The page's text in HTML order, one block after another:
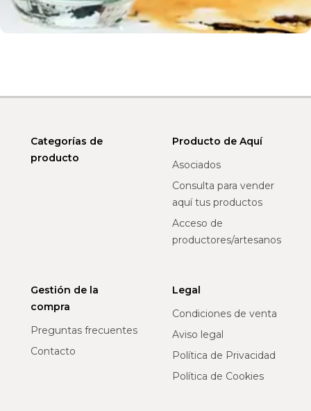
Categorías de
producto
Producto de Aquí
Asociados
Consulta para vender
aquí tus productos
Acceso de
productores/artesanos
Gestión de la
compra
Preguntas frecuentes
Contacto
Legal
Condiciones de venta
Aviso legal
Política de Privacidad
Política de Cookies